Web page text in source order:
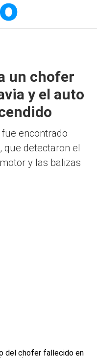
un chofer
y el auto
encontrado
que detectaron el
y las balizas